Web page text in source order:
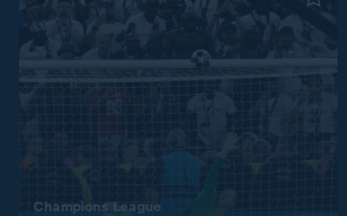
Champions League